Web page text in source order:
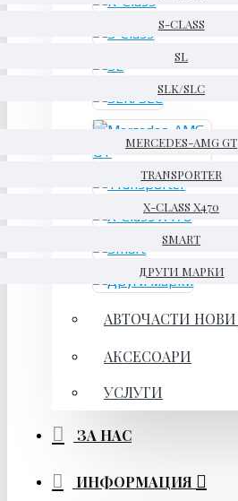
S-CLASS
SL
SLK/SLC
MERCEDES-AMG GT
TRANSPORTER
X-CLASS X470
SMART
ДРУГИ МАРКИ
АВТОЧАСТИ НОВИ
АКСЕСОАРИ
УСЛУГИ
ЗА НАС
ИНФОРМАЦИЯ